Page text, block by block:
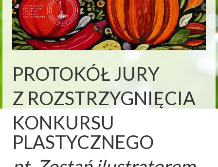
PROTOKÓŁ JURY
Z ROZSTRZYGNIĘCIA
KONKURSU
PLASTYCZNEGO